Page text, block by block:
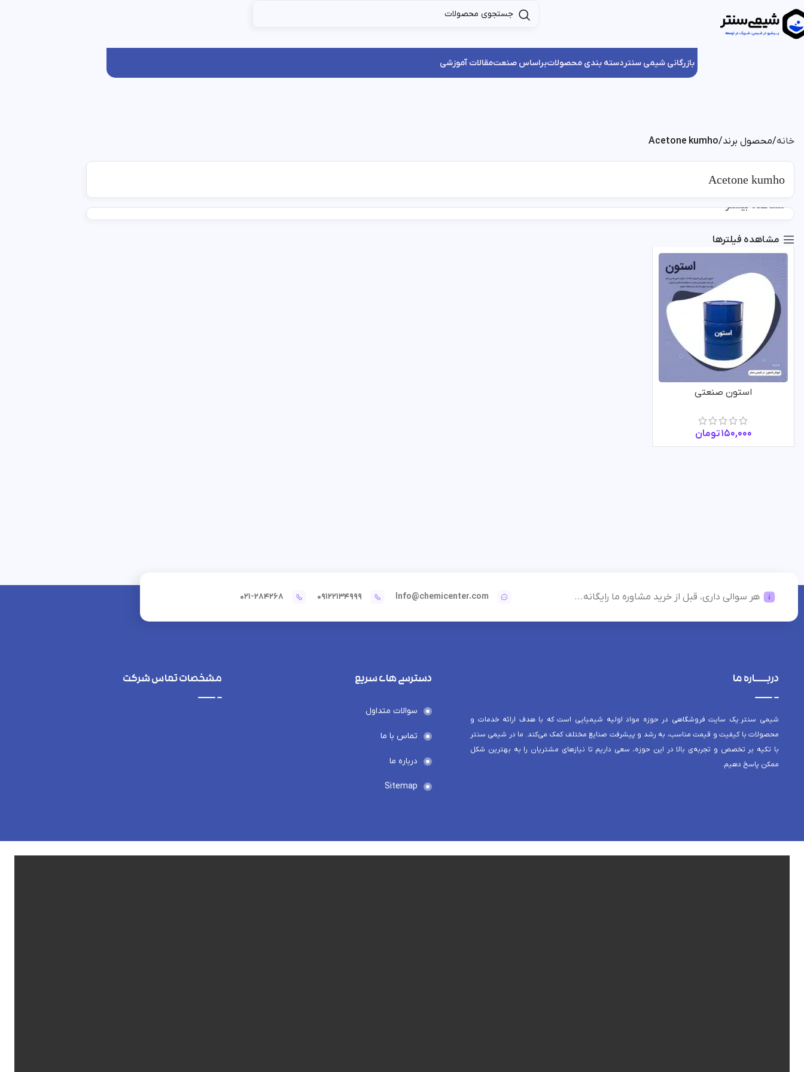
بازرگانی شیمی سنتر دسته بندی محصولاتبراساس صنعتمقالات آموزشی
خانه محصول برند Acetone kumho
Acetone kumho
مشاهده بیشتر
مشاهده فیلترها
استون صنعتی
150,000تومان
هر سوالی داری، قبل از خرید مشاوره ما رایگانه... Info@chemicenter.com
09122134999
021-284268
دربــــاره ما
شیمی سنتر یک سایت فروشگاهی در حوزه مواد اولیه شیمیایی است که با هدف ارائه خدمات و
محصولات با کیفیت و قیمت مناسب، به رشد و پیشرفت صنایع مختلف کمک می‌کند. ما در شیمی سنتر
با تکیه بر تخصص و تجربه‌ی بالا در این حوزه، سعی داریم تا نیازهای مشتریان را به بهترین شکل
ممکن پاسخ دهیم.
دسترسی های سریع
سوالات متداول
تماس با ما
درباره ما
Sitemap
مشخصات تماس شرکت